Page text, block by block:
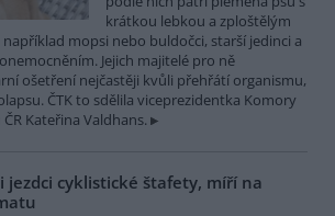
krátkou lebkou a zploštělým
mopsi nebo buldočci, starší jedinci a
Jejich majitelé pro ně
ošetření nejčastěji kvůli přehřátí organismu,
ČTK to sdělila viceprezidentka Komory
Kateřina Valdhans.
jezdci cyklistické štafety, míří na